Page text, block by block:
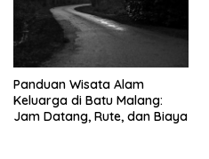
Panduan Wisata Alam
Keluarga di Batu Malang:
Jam Datang, Rute, dan Biaya